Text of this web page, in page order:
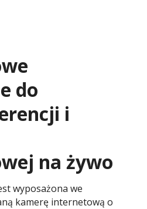
do
i
na żywo​
wyposażona we
kamerę internetową o